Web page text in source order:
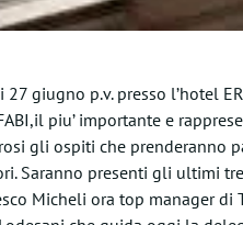
27 giugno p.v. presso l’hotel
piu’ importante e
gli ospiti che prenderanno
Saranno presenti gli ultimi
Micheli ora top manager di